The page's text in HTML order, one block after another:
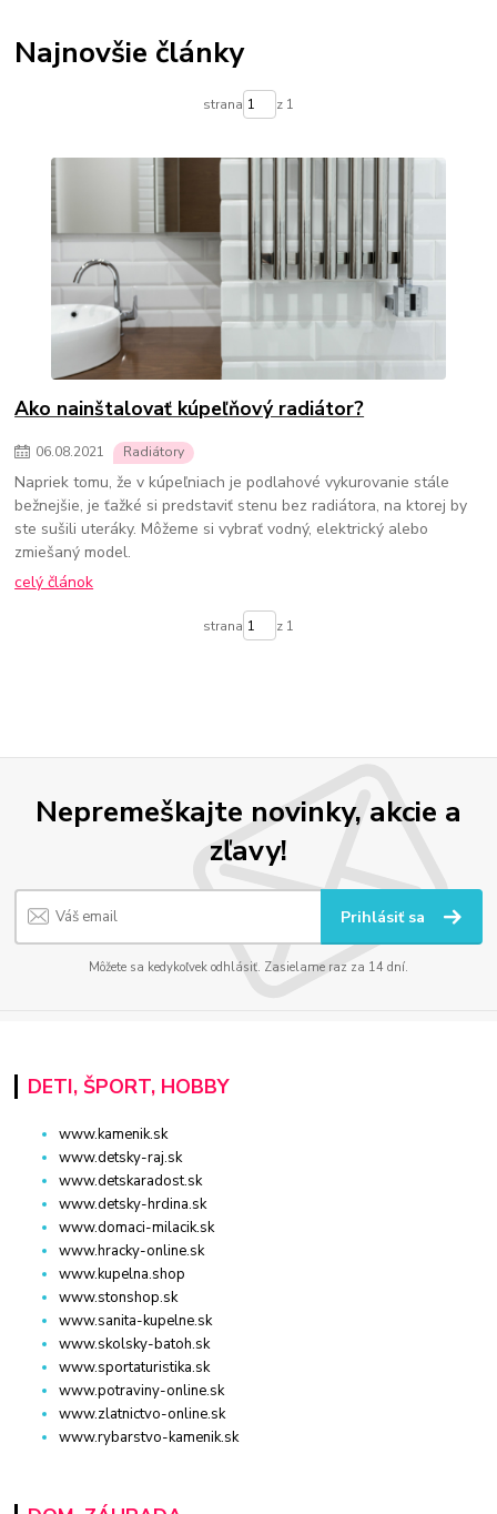
Skrinky pre rozdelovače podlahového kúrenia
Konvektorové ohrievače
Bojlery
Prietokové bojlery
Zlaté radiátory do kúpeľne
Najnovšie články
strana z 1
Ako nainštalovať kúpeľňový radiátor?
06.08.2021 Radiátory
Napriek tomu, že v kúpeľniach je podlahové vykurovanie stále
bežnejšie, je ťažké si predstaviť stenu bez radiátora, na ktorej by
ste sušili uteráky. Môžeme si vybrať vodný, elektrický alebo
zmiešaný model.
celý článok
strana z 1
Nepremeškajte novinky, akcie a
zľavy!
Prihlásiť sa
Môžete sa kedykoľvek odhlásiť. Zasielame raz za 14 dní.
DETI, ŠPORT, HOBBY
www.kamenik.sk
www.detsky-raj.sk
www.detskaradost.sk
www.detsky-hrdina.sk
www.domaci-milacik.sk
www.hracky-online.sk
www.kupelna.shop
www.stonshop.sk
www.sanita-kupelne.sk
www.skolsky-batoh.sk
www.sportaturistika.sk
www.potraviny-online.sk
www.zlatnictvo-online.sk
www.rybarstvo-kamenik.sk